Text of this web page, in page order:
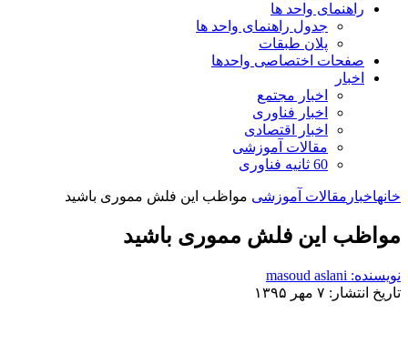
راهنمای واحد ها
جدول راهنمای واحد ها
پلان طبقات
صفحات اختصاصی واحدها
اخبار
اخبار مجتمع
اخبار فناوری
اخبار اقتصادی
مقالات آموزشی
60 ثانیه فناوری
خانهاخبار مقالات آموزشی مواظب این فلش مموری باشید
مواظب این فلش مموری باشید
نویسنده: masoud aslani
تاریخ انتشار: ۷ مهر ۱۳۹۵